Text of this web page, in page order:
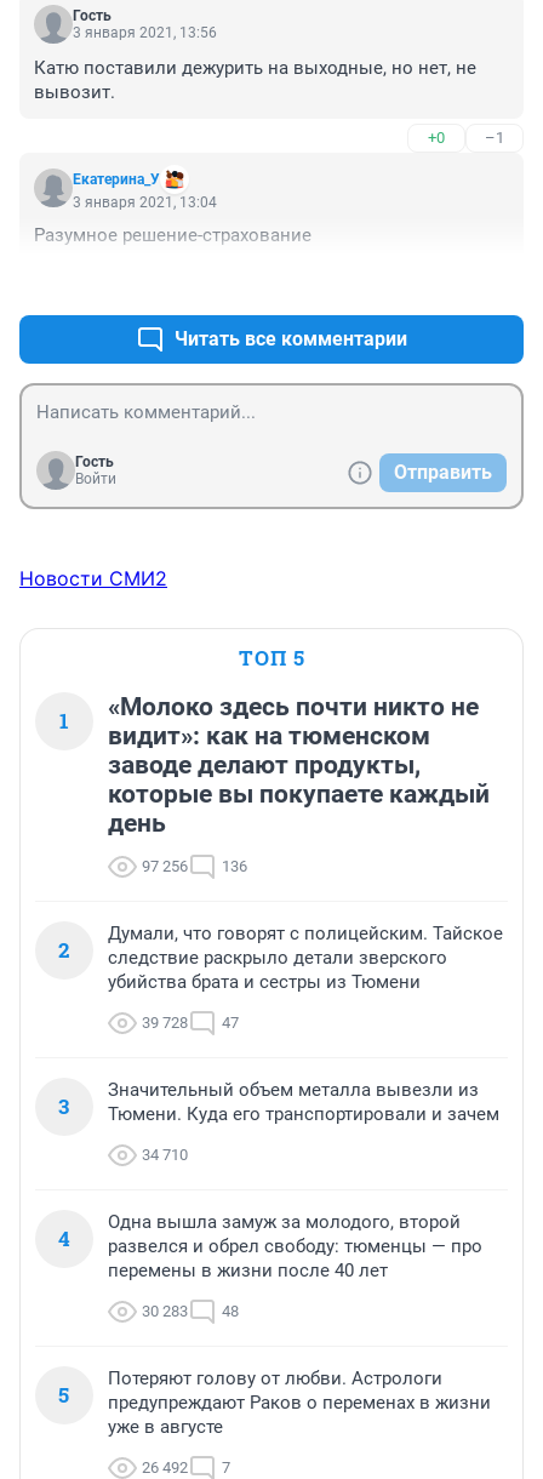
Гость
3 января 2021, 13:56
Катю поставили дежурить на выходные, но нет, не
вывозит.
+0 –1
Екатерина_У
3 января 2021, 13:04
Разумное решение-страхование
Читать все комментарии
Гость
Войти
Отправить
Новости СМИ2
ТОП 5
1
«Молоко здесь почти никто не
видит»: как на тюменском
заводе делают продукты,
которые вы покупаете каждый
день
97 256 136
2
Думали, что говорят с полицейским. Тайское
следствие раскрыло детали зверского
убийства брата и сестры из Тюмени
39 728 47
3
Значительный объем металла вывезли из
Тюмени. Куда его транспортировали и зачем
34 710
4
Одна вышла замуж за молодого, второй
развелся и обрел свободу: тюменцы — про
перемены в жизни после 40 лет
30 283 48
5
Потеряют голову от любви. Астрологи
предупреждают Раков о переменах в жизни
уже в августе
26 492 7